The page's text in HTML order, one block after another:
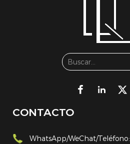
CONTACTO
WhatsApp/WeChat/Teléfono: